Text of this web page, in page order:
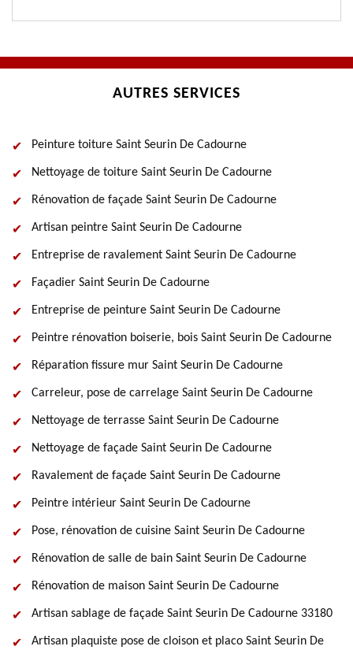
AUTRES SERVICES
Peinture toiture Saint Seurin De Cadourne
Nettoyage de toiture Saint Seurin De Cadourne
Rénovation de façade Saint Seurin De Cadourne
Artisan peintre Saint Seurin De Cadourne
Entreprise de ravalement Saint Seurin De Cadourne
Façadier Saint Seurin De Cadourne
Entreprise de peinture Saint Seurin De Cadourne
Peintre rénovation boiserie, bois Saint Seurin De Cadourne
Réparation fissure mur Saint Seurin De Cadourne
Carreleur, pose de carrelage Saint Seurin De Cadourne
Nettoyage de terrasse Saint Seurin De Cadourne
Nettoyage de façade Saint Seurin De Cadourne
Ravalement de façade Saint Seurin De Cadourne
Peintre intérieur Saint Seurin De Cadourne
Pose, rénovation de cuisine Saint Seurin De Cadourne
Rénovation de salle de bain Saint Seurin De Cadourne
Rénovation de maison Saint Seurin De Cadourne
Artisan sablage de façade Saint Seurin De Cadourne 33180
Artisan plaquiste pose de cloison et placo Saint Seurin De